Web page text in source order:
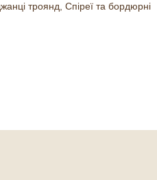
троянд Спіреї та бордюрні